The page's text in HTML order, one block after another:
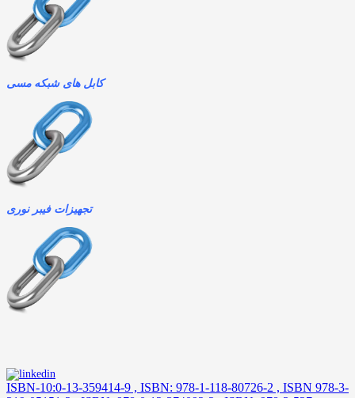
کابل های شبکه مسی
تجهیزات فیبر نوری
ISBN-10:0-13-359414-9 , ISBN: 978-1-118-80726-2 , ISBN 978-3-